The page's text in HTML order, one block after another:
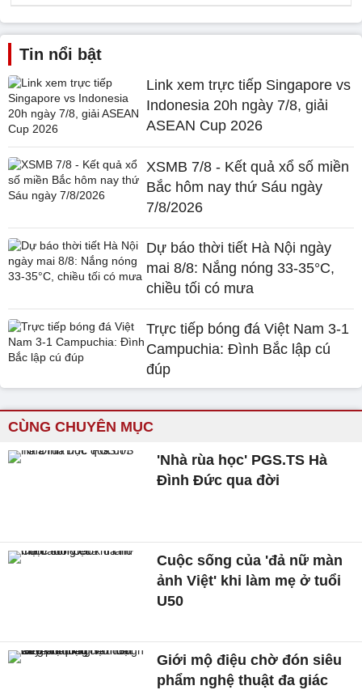
Tin nổi bật
Link xem trực tiếp Singapore vs
Indonesia 20h ngày 7/8, giải
ASEAN Cup 2026
XSMB 7/8 - Kết quả xổ số miền
Bắc hôm nay thứ Sáu ngày
7/8/2026
Dự báo thời tiết Hà Nội ngày
mai 8/8: Nắng nóng 33-35°C,
chiều tối có mưa
Trực tiếp bóng đá Việt Nam 3-1
Campuchia: Đình Bắc lập cú
đúp
CÙNG CHUYÊN MỤC
'Nhà rùa học' PGS.TS Hà
Đình Đức qua đời
Cuộc sống của 'đả nữ màn
ảnh Việt' khi làm mẹ ở tuổi
U50
Giới mộ điệu chờ đón siêu
phẩm nghệ thuật đa giác